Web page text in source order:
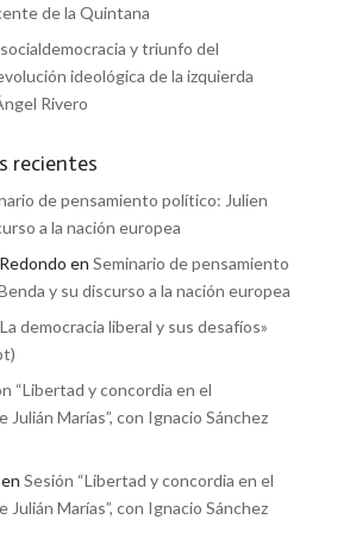
de la Quintana
y triunfo del
ideológica de la izquierda
Rivero
recientes
de pensamiento político: Julien
a la nación europea
en Seminario de pensamiento
y su discurso a la nación europea
democracia liberal y sus desafíos»
“Libertad y concordia en el
Julián Marías”, con Ignacio Sánchez
Sesión “Libertad y concordia en el
Julián Marías”, con Ignacio Sánchez